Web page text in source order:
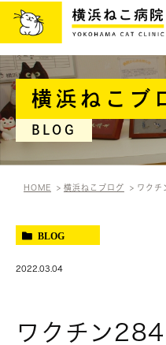
横浜ねこブ
BLOG
HOME 横浜ねこブログ ワク
BLOG
2022.03.04
ワクチン